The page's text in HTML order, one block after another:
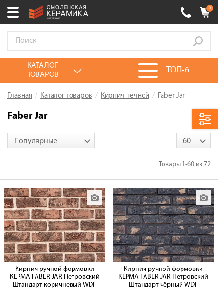
Выберите ваш город:
+7 (4812) 548-777
0 товаров на сумму0.00руб.
Акции
Калькулятор
Оплата
Доставка
Сотрудничество
Галерея объектов
Контакты
0
ТОП-6
КАТАЛОГ
ТОВАРОВ
Главная Каталог товаров Кирпич печной Faber Jar
Faber Jar
Популярные 60
Товары 1-60 из 72
Кирпич ручной формовки
КЕРМА FABER JAR Петровский
Штандарт коричневый WDF
Кирпич ручной формовки
КЕРМА FABER JAR Петровский
Штандарт чёрный WDF